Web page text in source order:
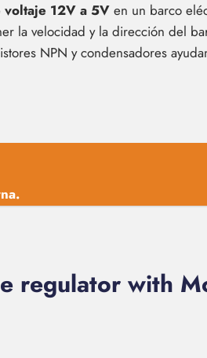
voltaje 12V a 5V en un barco
la velocidad y la dirección del
NPN y condensadores
regulator with